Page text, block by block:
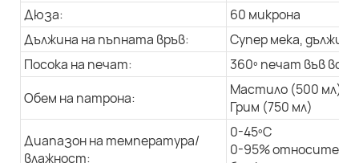
Дюза:
60 микрона
Дължина на пъпната връв:
Супер мека,
Посока на печат:
360º печат във
Обем на патрона:
Мастило (500 мл)
Грим (750 мл)
Диапазон на температура/
влажност:
0-45ºC
0-95%